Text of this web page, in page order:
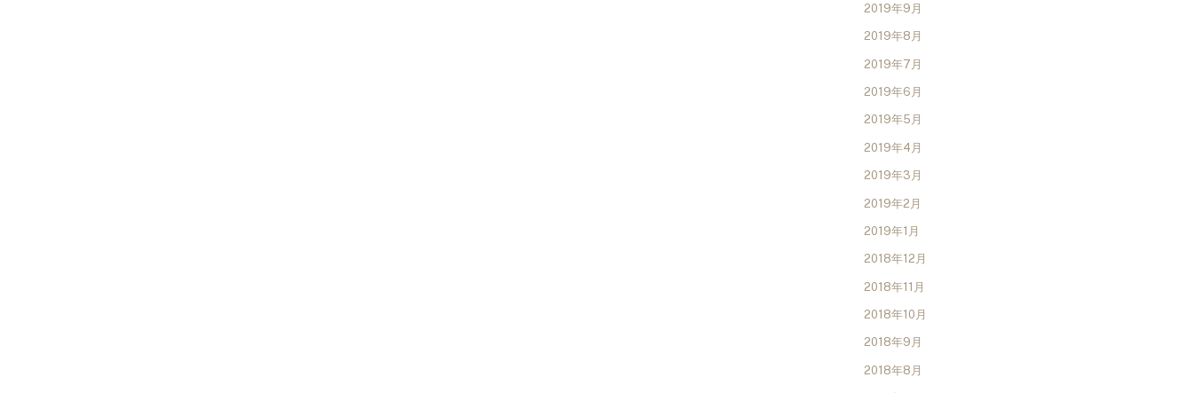
2019年9月
2019年8月
2019年7月
2019年6月
2019年5月
2019年4月
2019年3月
2019年2月
2019年1月
2018年12月
2018年11月
2018年10月
2018年9月
2018年8月